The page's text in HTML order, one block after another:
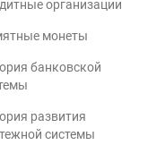
организации
монеты
банковской
развития
системы